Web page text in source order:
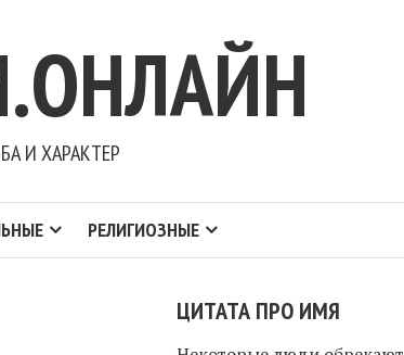
И ХАРАКТЕР
РЕЛИГИОЗНЫЕ
ЦИТАТА ПРО ИМЯ